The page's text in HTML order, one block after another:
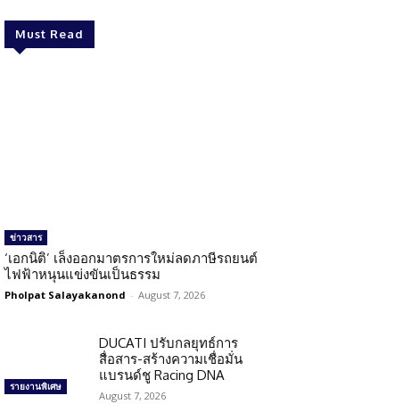
Must Read
ข่าวสาร
‘เอกนิติ’ เล็งออกมาตรการใหม่ลดภาษีรถยนต์
ไฟฟ้าหนุนแข่งขันเป็นธรรม
Pholpat Salayakanond - August 7, 2026
รายงานพิเศษ
DUCATI ปรับกลยุทธ์การ
สื่อสาร-สร้างความเชื่อมั่น
แบรนด์ชู Racing DNA
August 7, 2026